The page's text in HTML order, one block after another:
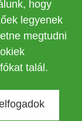
hogy
legyenek
megtudni
talál.